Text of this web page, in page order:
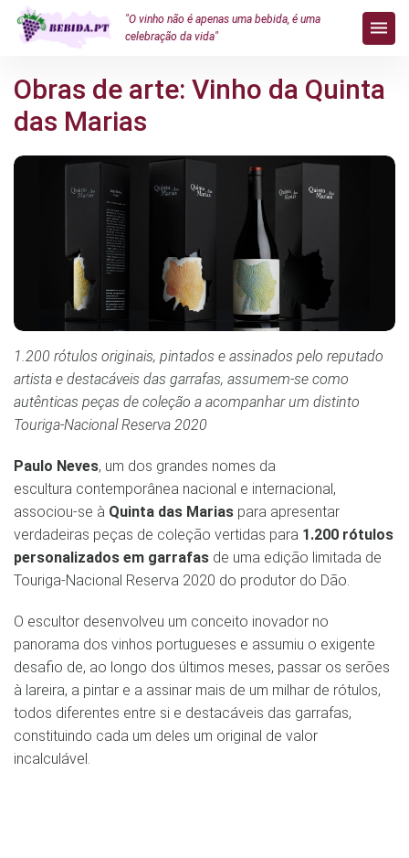
"O vinho não é apenas uma bebida, é uma
celebração da vida"
Obras de arte: Vinho da Quinta
das Marias
1.200 rótulos originais, pintados e assinados pelo reputado
artista e destacáveis das garrafas, assumem-se como
autênticas peças de coleção a acompanhar um distinto
Touriga-Nacional Reserva 2020
Paulo Neves, um dos grandes nomes da
escultura contemporânea nacional e internacional,
associou-se à Quinta das Marias para apresentar
verdadeiras peças de coleção vertidas para 1.200 rótulos
personalizados em garrafas de uma edição limitada de
Touriga-Nacional Reserva 2020 do produtor do Dão.
O escultor desenvolveu um conceito inovador no
panorama dos vinhos portugueses e assumiu o exigente
desafio de, ao longo dos últimos meses, passar os serões
à lareira, a pintar e a assinar mais de um milhar de rótulos,
todos diferentes entre si e destacáveis das garrafas,
constituindo cada um deles um original de valor
incalculável.